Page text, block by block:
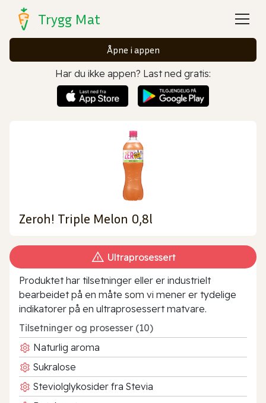
Trygg Mat
Åpne i appen
Har du ikke appen? Last ned gratis:
Zeroh! Triple Melon 0,8l
Ultraprosessert
Produktet har tilsetninger eller er industrielt
bearbeidet på en måte som vi mener er tydelige
indikatorer på en ultraprosessert matvare.
Tilsetninger og prosesser (10)
Naturlig aroma
Sukralose
Steviolglykosider fra Stevia